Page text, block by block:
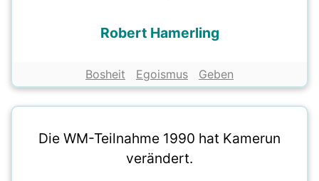
Robert Hamerling
Bosheit Egoismus Geben
Die WM-Teilnahme 1990 hat Kamerun
verändert.